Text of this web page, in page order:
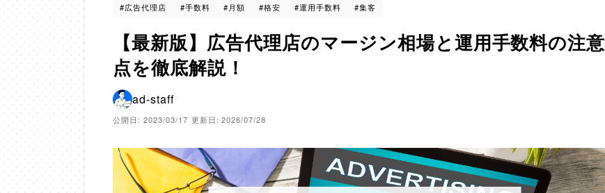
#広告代理店
#手数料 #月額 #格安 #運用手数料 #集客
【最新版】広告代理店のマージン相場と運用手数料の注意
点を徹底解説！
ad-staff
公開日: 2023/03/17 更新日: 2026/07/28